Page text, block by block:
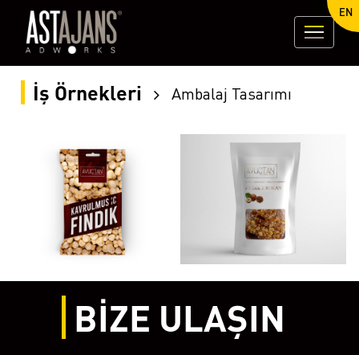
EN
İş Örnekleri Ambalaj Tasarımı
BİZE ULAŞIN